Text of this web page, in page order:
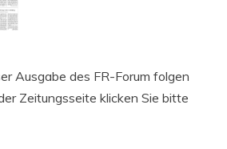
Ausgabe des FR-Forum folgen
Zeitungsseite klicken Sie bitte